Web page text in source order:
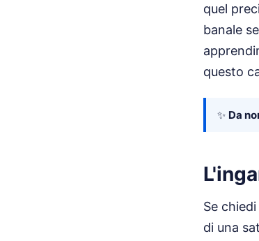
quel
banale
questo
✨ Da
Se
di una